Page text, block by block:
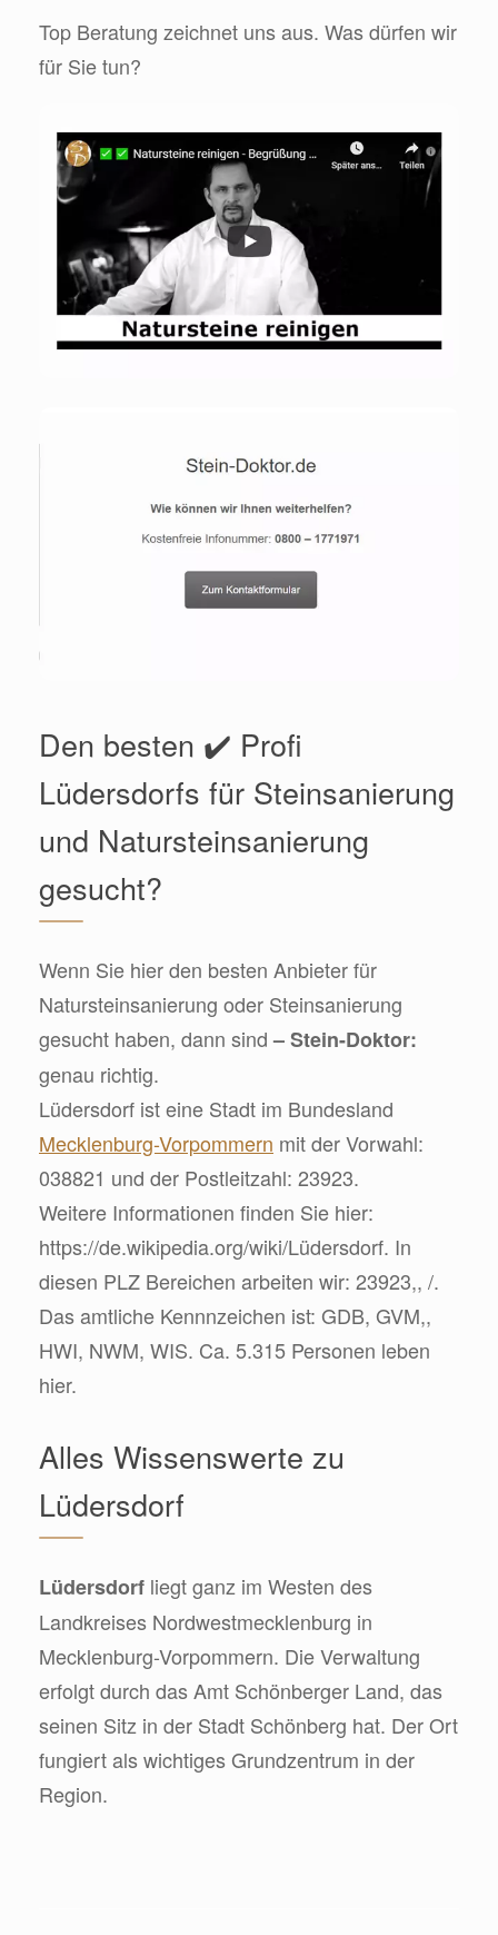
Top Beratung zeichnet uns aus. Was dürfen wir
für Sie tun?
Den besten ✔️ Profi
Lüdersdorfs für Steinsanierung
und Natursteinsanierung
gesucht?
Wenn Sie hier den besten Anbieter für
Natursteinsanierung oder Steinsanierung
gesucht haben, dann sind– Stein-Doktor:
genau richtig.
Lüdersdorf ist eine Stadt im Bundesland
Mecklenburg-Vorpommern mit der Vorwahl:
038821 und der Postleitzahl: 23923.
Weitere Informationen finden Sie hier:
https://de.wikipedia.org/wiki/Lüdersdorf. In
diesen PLZ Bereichen arbeiten wir: 23923,, /.
Das amtliche Kennnzeichen ist: GDB, GVM,,
HWI, NWM, WIS. Ca. 5.315 Personen leben
hier.
Alles Wissenswerte zu
Lüdersdorf
Lüdersdorf liegt ganz im Westen des
Landkreises Nordwestmecklenburg in
Mecklenburg-Vorpommern. Die Verwaltung
erfolgt durch das Amt Schönberger Land, das
seinen Sitz in der Stadt Schönberg hat. Der Ort
fungiert als wichtiges Grundzentrum in der
Region.